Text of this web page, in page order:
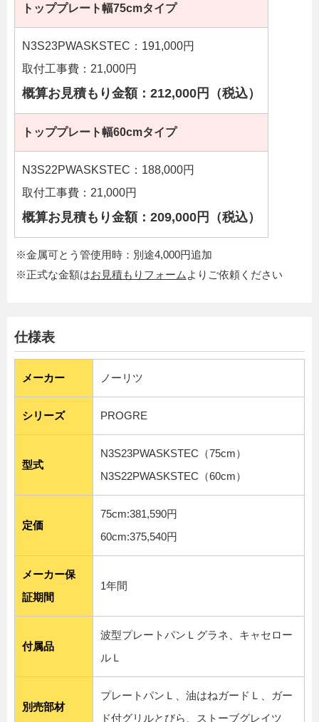
トッププレート幅75cmタイプ
N3S23PWASKSTEC：191,000円
取付工事費：21,000円
概算お見積もり金額：212,000円（税込）
トッププレート幅60cmタイプ
N3S22PWASKSTEC：188,000円
取付工事費：21,000円
概算お見積もり金額：209,000円（税込）
※金属可とう管使用時：別途4,000円追加
※正式な金額はお見積もりフォーム よりご依頼ください
仕様表
メーカー ノーリツ
シリーズ PROGRE
型式
N3S23PWASKSTEC（75cm）
N3S22PWASKSTEC（60cm）
定価
75cm:381,590円
60cm:375,540円
メーカー保
証期間
1年間
付属品
波型プレートパンＬグラネ、キャセロー
ルＬ
別売部材
プレートパンＬ、油はねガードＬ、ガー
ド付グリルとびら、ストーブグレイツ